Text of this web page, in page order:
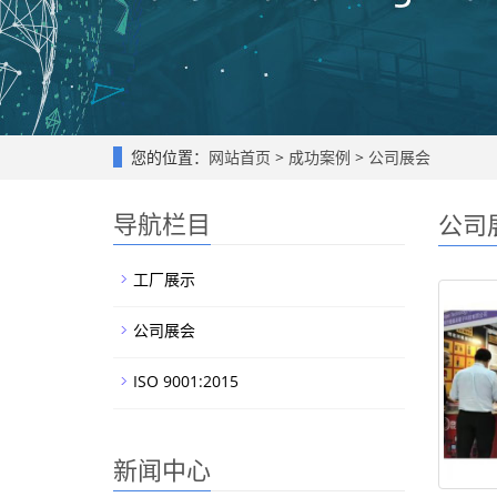
您的位置： 网站首页 > 成功案例 > 公司展会
公司
导航栏目
工厂展示
公司展会
ISO 9001:2015
新闻中心